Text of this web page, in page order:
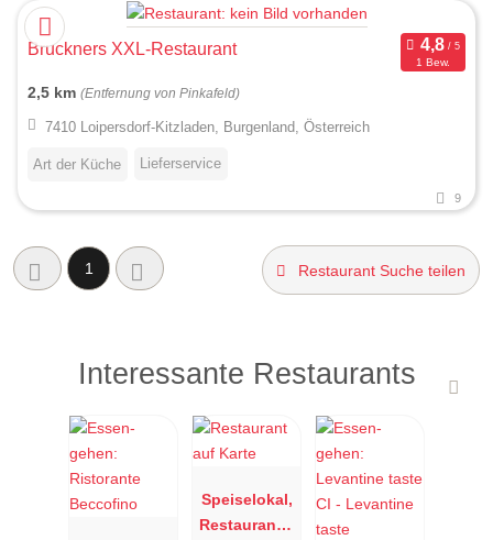
Bruckners XXL-Restaurant
1 Bew.
2,5 km (Entfernung von Pinkafeld)
7410 Loipersdorf-Kitzladen, Burgenland, Österreich
Art der Küche Lieferservice
9
1 Restaurant Suche teilen
Interessante Restaurants
Speiselokal,
Restaurant "